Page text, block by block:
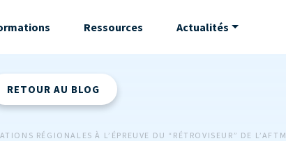
Ressources Actualités
RETOUR AU BLOG
RÉGIONALES À L’ÉPREUVE DU “RÉTROVISEUR” DE L’AFTM